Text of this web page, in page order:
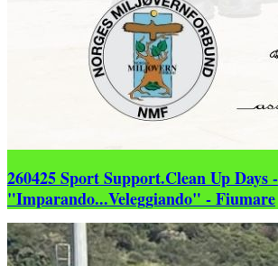
260425 Sport Support.Clean Up Days
"Imparando...Veleggiando" - Fiumare